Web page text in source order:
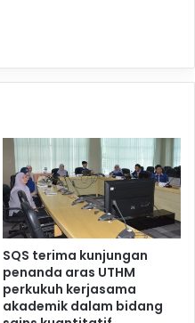
SQS terima kunjungan
penanda aras UTHM
perkukuh kerjasama
akademik dalam bidang